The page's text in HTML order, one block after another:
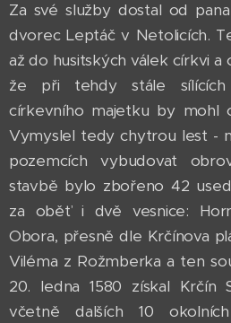
Za své služby dostal od
dvorec Leptáč v Netolicích.
až do husitských válek církvi a
že při tehdy stále sílících
církevního majetku by
Vymyslel tedy chytrou lest -
pozemcích vybudovat
stavbě bylo zbořeno 42
za oběť i dvě vesnice:
Obora, přesně dle Krčínova
Viléma z Rožmberka a ten
20. ledna 1580 získal Krčín
včetně dalších 10